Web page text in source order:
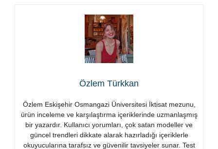
Özlem Türkkan
Özlem Eskişehir Osmangazi Üniversitesi İktisat mezunu,
ürün inceleme ve karşılaştırma içeriklerinde uzmanlaşmış
bir yazardır. Kullanıcı yorumları, çok satan modeller ve
güncel trendleri dikkate alarak hazırladığı içeriklerle
okuyucularına tarafsız ve güvenilir tavsiyeler sunar. Test